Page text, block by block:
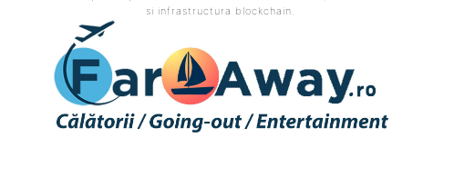
si infrastructura blockchain.